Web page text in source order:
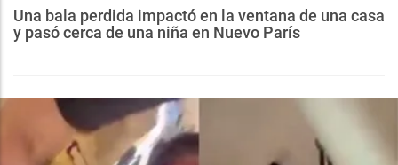
Una bala perdida impactó en la ventana de una casa
y pasó cerca de una niña en Nuevo París